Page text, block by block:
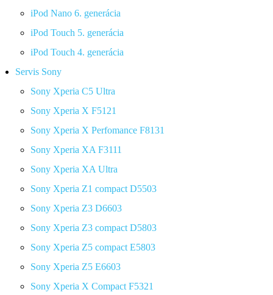
iPod Nano 6. generácia
iPod Touch 5. generácia
iPod Touch 4. generácia
Servis Sony
Sony Xperia C5 Ultra
Sony Xperia X F5121
Sony Xperia X Perfomance F8131
Sony Xperia XA F3111
Sony Xperia XA Ultra
Sony Xperia Z1 compact D5503
Sony Xperia Z3 D6603
Sony Xperia Z3 compact D5803
Sony Xperia Z5 compact E5803
Sony Xperia Z5 E6603
Sony Xperia X Compact F5321